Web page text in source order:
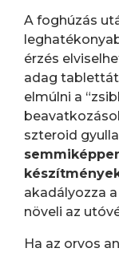
A foghúzás
érzés
adag
elmúlni a
szteroid
akadályozza
növeli az
Ha az orvos